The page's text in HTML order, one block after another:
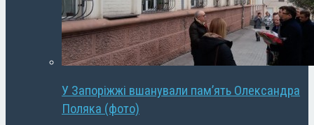
У Запоріжжі вшанували пам’ять Олександра
Поляка (фото)